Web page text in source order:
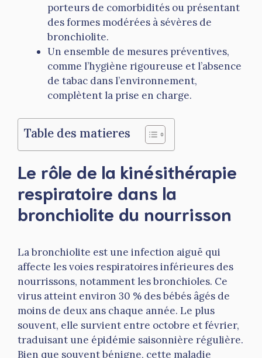
porteurs de comorbidités ou présentant
des formes modérées à sévères de
bronchiolite.
Un ensemble de mesures préventives,
comme l’hygiène rigoureuse et l’absence
de tabac dans l’environnement,
complètent la prise en charge.
Table des matieres
Le rôle de la kinésithérapie
respiratoire dans la
bronchiolite du nourrisson
La bronchiolite est une infection aiguë qui
affecte les voies respiratoires inférieures des
nourrissons, notamment les bronchioles. Ce
virus atteint environ 30 % des bébés âgés de
moins de deux ans chaque année. Le plus
souvent, elle survient entre octobre et février,
traduisant une épidémie saisonnière régulière.
Bien que souvent bénigne, cette maladie